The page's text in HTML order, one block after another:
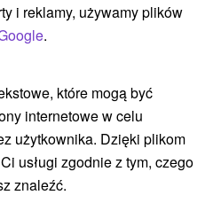
(2)
dla dzieci
górskie (1) Zamki
miejskie i zamkowe(1)
i reklamy, używamy plików
.
które mogą być
internetowe w celu
użytkownika. Dzięki plikom
usługi zgodnie z tym, czego
znaleźć.